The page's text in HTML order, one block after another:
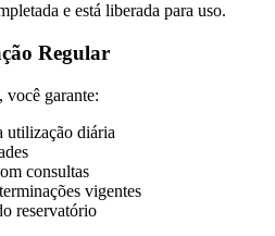
e está liberada para uso.
Regular
você garante:
utilização diária
consultas
vigentes
reservatório